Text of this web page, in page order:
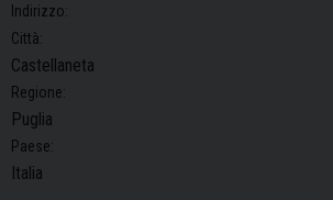
Indirizzo:
Città:
Castellaneta
Regione:
Puglia
Paese:
Italia